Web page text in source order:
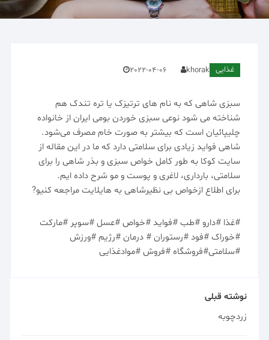
غذایی khorak
2022-04-06
سبزی شاهی که به نام های ترتیزک یا تره تندک هم
شناخته می شود نوعی سبزی خوردن بومی ایران از خانواده
چلیپائیان است که بیشتر به صورت خام مصرف می‌شود.
شاهی فواید زیادی برای سلامتی دارد که ما در این مقاله از
سایت کوکا به طور کامل خواص سبزی و بذر شاهی را برای
سلامتی، بارداری، لاغری و پوست و مو شرح داده ایم.
برای اطلاع ازخواص بی نظیرشاهی به هایلایت مراجعه کنیو?
#غذا #دارو #طب #فواید #خواص #عسل #سوپر #مارکت
#خوراک #فود #رستوران # درمان #رژیم #ورزش
#سلامتی#فروشگاه #فروش #موادغذایی
نوشته قبلی
زردچوبه